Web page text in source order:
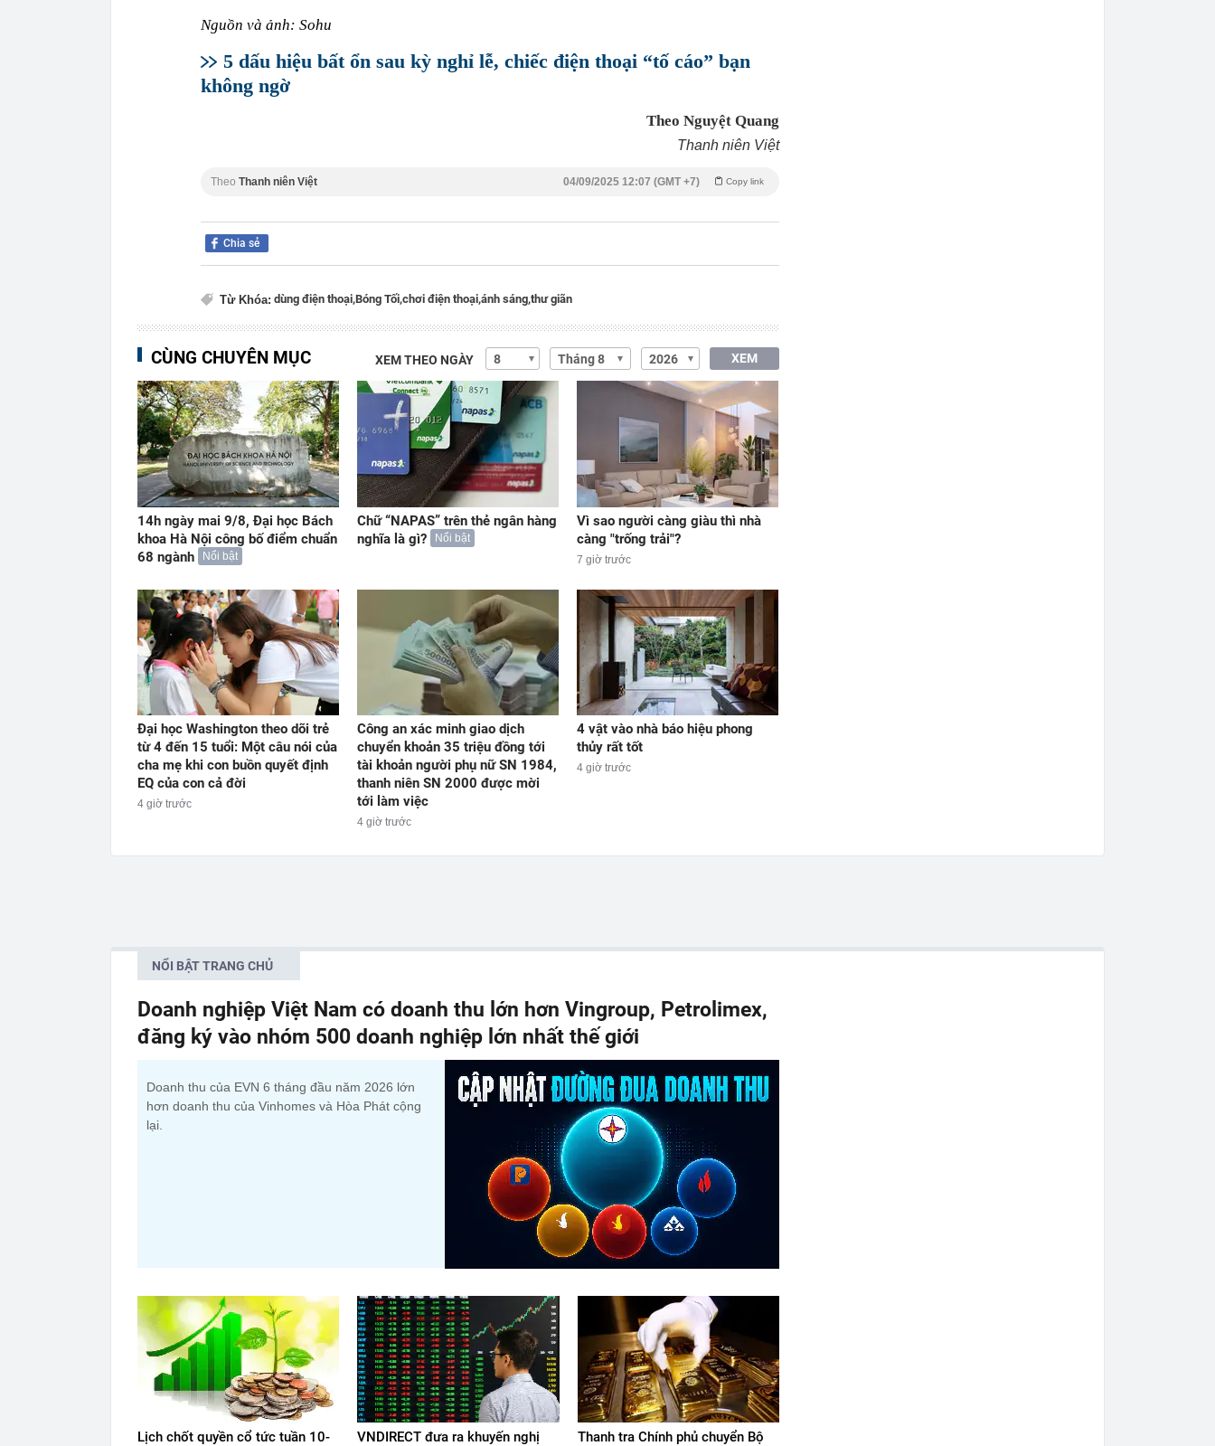
Nguồn và ảnh: Sohu
5 dấu hiệu bất ổn sau kỳ nghỉ lễ, chiếc điện thoại “tố cáo” bạn
không ngờ
Theo Nguyệt Quang
Thanh niên Việt
Theo Thanh niên Việt Copy link
04/09/2025 12:07 (GMT +7)
Chia sẻ
Từ Khóa: dùng điện thoại,Bóng Tối,chơi điện thoại,ánh sáng,thư giãn
CÙNG CHUYÊN MỤC XEM THEO NGÀY XEM
14h ngày mai 9/8, Đại học Bách
khoa Hà Nội công bố điểm chuẩn
68 ngành
Nổi bật
Chữ “NAPAS” trên thẻ ngân hàng
nghĩa là gì?
Nổi bật
Vì sao người càng giàu thì nhà
càng "trống trải"?
7 giờ trước
Đại học Washington theo dõi trẻ
từ 4 đến 15 tuổi: Một câu nói của
cha mẹ khi con buồn quyết định
EQ của con cả đời
4 giờ trước
Công an xác minh giao dịch
chuyển khoản 35 triệu đồng tới
tài khoản người phụ nữ SN 1984,
thanh niên SN 2000 được mời
tới làm việc
4 giờ trước
4 vật vào nhà báo hiệu phong
thủy rất tốt
4 giờ trước
NỔI BẬT TRANG CHỦ
Doanh nghiệp Việt Nam có doanh thu lớn hơn Vingroup, Petrolimex,
đăng ký vào nhóm 500 doanh nghiệp lớn nhất thế giới
Doanh thu của EVN 6 tháng đầu năm 2026 lớn
hơn doanh thu của Vinhomes và Hòa Phát cộng
lại.
Lịch chốt quyền cổ tức tuần 10- VNDIRECT đưa ra khuyến nghị Thanh tra Chính phủ chuyển Bộ